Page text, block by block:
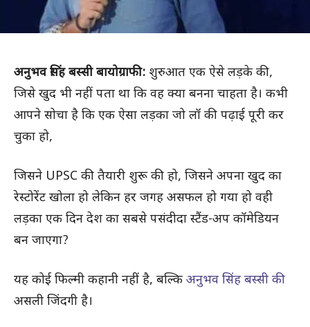
अनुभव सिंह बस्सी बायोग्राफी: शुरुआत एक ऐसे लड़के की,
जिसे खुद भी नहीं पता था कि वह क्या बनना चाहता है। कभी
आपने सोचा है कि एक ऐसा लड़का जो लॉ की पढ़ाई पूरी कर
चुका हो,
जिसने UPSC की तैयारी शुरू की हो, जिसने अपना खुद का
रेस्टोरेंट खोला हो लेकिन हर जगह असफल हो गया हो वही
लड़का एक दिन देश का सबसे पसंदीदा स्टैंड-अप कॉमेडियन
बन जाएगा?
यह कोई फिल्मी कहानी नहीं है, बल्कि अनुभव सिंह बस्सी की
असली जिंदगी है।